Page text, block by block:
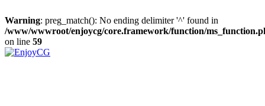
Warning: preg_match(): No ending delimiter '^' found in
/www/wwwroot/enjoycg/core.framework/function/
on line 59